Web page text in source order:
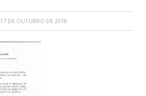
17 DE OUTUBRO DE 2018